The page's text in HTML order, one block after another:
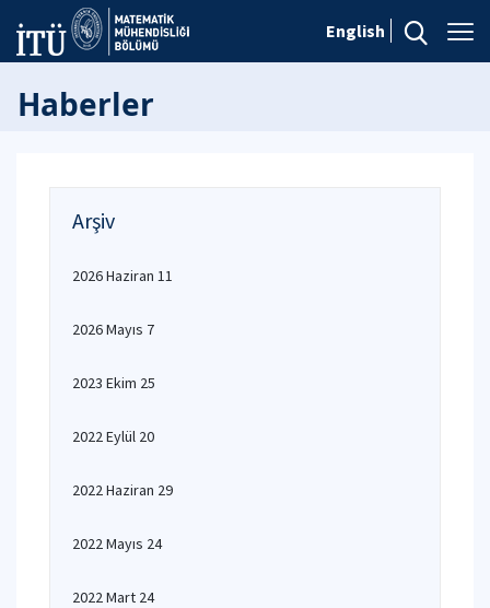
English
Haberler
Arşiv
2026 Haziran 11
2026 Mayıs 7
2023 Ekim 25
2022 Eylül 20
2022 Haziran 29
2022 Mayıs 24
2022 Mart 24